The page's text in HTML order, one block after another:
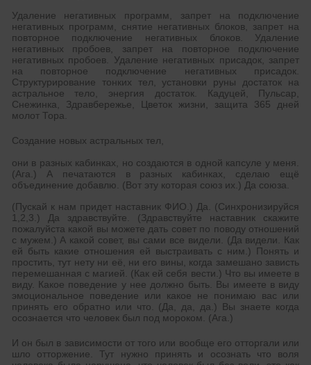
Удаление негативных программ, запрет на подключение
негативных программ, снятие негативных блоков, запрет на
повторное подключение негативных блоков. Удаление
негативных пробоев, запрет на повторное подключение
негативных пробоев. Удаление негативных присадок, запрет
на повторное подключение негативных присадок.
Структурирование тонких тел, установки руны достаток на
астральное тело, энергия достаток. Кадуцей, Пульсар,
Снежинка, Здравбережье, Цветок жизни, защита 365 дней
молот Тора.
Создание новых астральных тел,
они в разных кабинках, но создаются в одной капсуле у меня.
(Ага.) А печатаются в разных кабинках, сделаю ещё
объединение добавлю. (Вот эту которая союз их.) Да союза.
(Пускай к нам придет наставник ФИО.) Да. (Синхронизируйся
1,2,3.) Да здравствуйте. (Здравствуйте наставник скажите
пожалуйста какой вы можете дать совет по поводу отношений
с мужем.) А какой совет, вы сами все видели. (Да видели. Как
ей быть какие отношения ей выстраивать с ним.) Понять и
простить, тут нету ни её, ни его вины, когда замешано зависть
перемешанная с магией. (Как ей себя вести.) Что вы имеете в
виду. Какое поведение у нее должно быть. Вы имеете в виду
эмоциональное поведение или какое не понимаю вас или
принять его обратно или что. (Да, да, да.) Вы знаете когда
осознается что человек был под мороком. (Ага.)
И он был в зависимости от того или вообще его отторгали или
шло отторжение. Тут нужно принять и осознать что воля